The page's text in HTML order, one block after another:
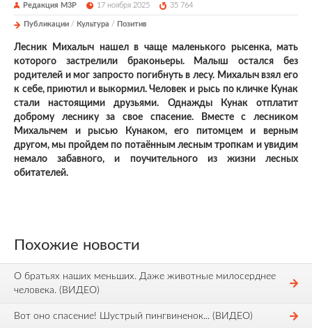
Редакция М3Р 17 ноября 2025 35 764
Публикации / Культура / Позитив
Лесник Михалыч нашел в чаще маленького рысенка, мать
которого застрелили браконьеры. Малыш остался без
родителей и мог запросто погибнуть в лесу. Михалыч взял его
к себе, приютил и выкормил. Человек и рысь по кличке Кунак
стали настоящими друзьями. Однажды Кунак отплатит
доброму леснику за свое спасение. Вместе с лесником
Михалычем и рысью Кунаком, его питомцем и верным
другом, мы пройдем по потаённым лесным тропкам и увидим
немало забавного, и поучительного из жизни лесных
обитателей.
Похожие новости
О братьях наших меньших. Даже животные милосерднее
человека. (ВИДЕО)
Вот оно спасение! Шустрый пингвиненок... (ВИДЕО)